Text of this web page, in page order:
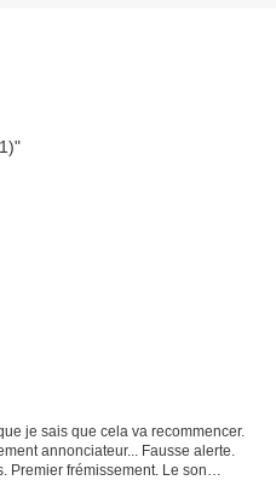
je sais que cela va recommencer.
annonciateur... Fausse alerte.
Premier frémissement. Le son